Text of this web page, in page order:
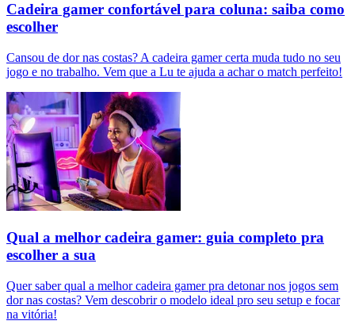
Cadeira gamer confortável para coluna: saiba como
escolher
Cansou de dor nas costas? A cadeira gamer certa muda tudo no seu
jogo e no trabalho. Vem que a Lu te ajuda a achar o match perfeito!
Qual a melhor cadeira gamer: guia completo pra
escolher a sua
Quer saber qual a melhor cadeira gamer pra detonar nos jogos sem
dor nas costas? Vem descobrir o modelo ideal pro seu setup e focar
na vitória!